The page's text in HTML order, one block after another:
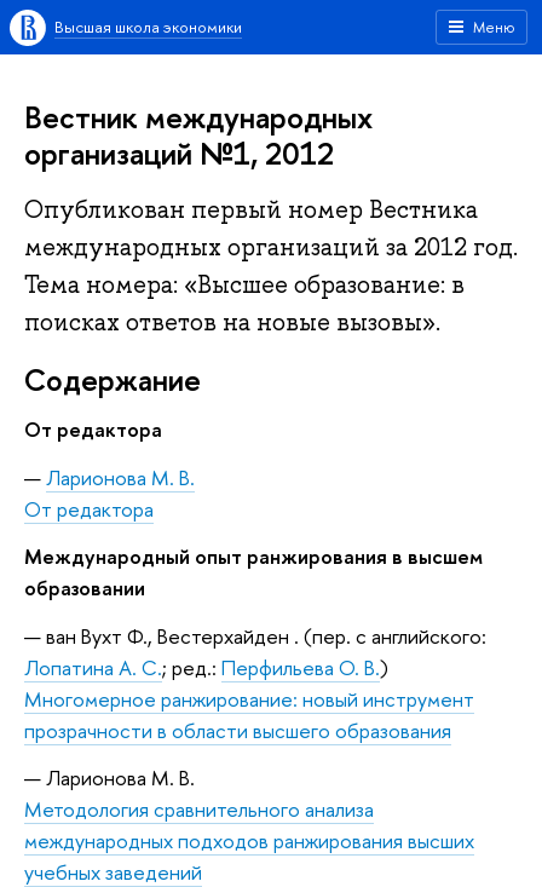
Меню
Высшая школа экономики
Вестник международных
организаций №1, 2012
Опубликован первый номер Вестника
международных организаций за 2012 год.
Тема номера: «Высшее образование: в
поисках ответов на новые вызовы».
Содержание
От редактора
Ларионова М. В.
От редактора
Международный опыт ранжирования в высшем
образовании
ван Вухт Ф., Вестерхайден . (пер. с английского:
Лопатина А. С.; ред.: Перфильева О. В.)
Многомерное ранжирование: новый инструмент
прозрачности в области высшего образования
Ларионова М. В.
Методология сравнительного анализа
международных подходов ранжирования высших
учебных заведений